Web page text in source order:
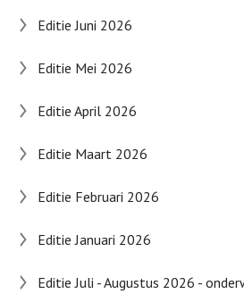
Editie Juni 2026
Editie Mei 2026
Editie April 2026
Editie Maart 2026
Editie Februari 2026
Editie Januari 2026
Editie Juli - Augustus 2026 -